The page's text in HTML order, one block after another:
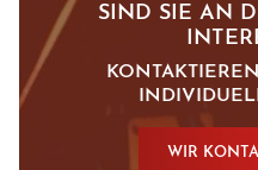
SIND SIE AN
WIR